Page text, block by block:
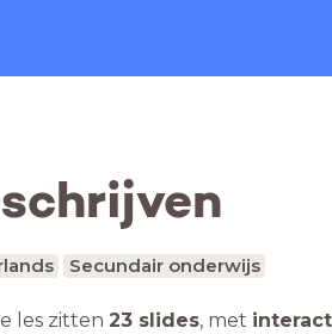
Secundair onderwijs
les zitten 23 slides, met